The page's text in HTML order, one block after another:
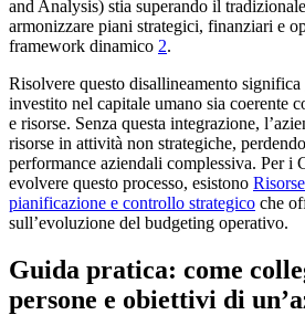
and Analysis) stia superando il
armonizzare piani strategici, finanziari e
framework dinamico 2.
Risolvere questo disallineamento
investito nel capitale umano sia coerente
e risorse. Senza questa integrazione,
risorse in attività non strategiche,
performance aziendali complessiva. Per i
evolvere questo processo, esistono
pianificazione e controllo strategico che
sull’evoluzione del budgeting operativo.
Guida pratica: come
persone e obiettivi di